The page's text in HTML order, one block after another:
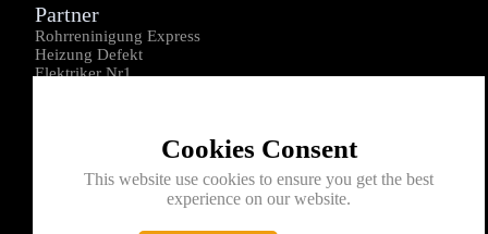
Cookies Consent
This website use cookies to ensure you get the best
experience on our website.
Partner
Rohrreninigung Express
Heizung Defekt
Elektriker Nr1
Kontakt